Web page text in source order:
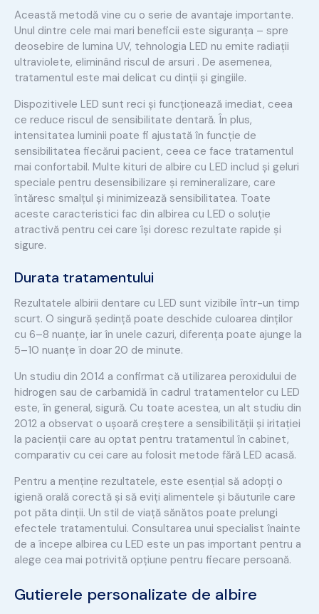
Această metodă vine cu o serie de avantaje importante.
Unul dintre cele mai mari beneficii este siguranța – spre
deosebire de lumina UV, tehnologia LED nu emite radiații
ultraviolete, eliminând riscul de arsuri . De asemenea,
tratamentul este mai delicat cu dinții și gingiile.
Dispozitivele LED sunt reci și funcționează imediat, ceea
ce reduce riscul de sensibilitate dentară. În plus,
intensitatea luminii poate fi ajustată în funcție de
sensibilitatea fiecărui pacient, ceea ce face tratamentul
mai confortabil. Multe kituri de albire cu LED includ și geluri
speciale pentru desensibilizare și remineralizare, care
întăresc smalțul și minimizează sensibilitatea. Toate
aceste caracteristici fac din albirea cu LED o soluție
atractivă pentru cei care își doresc rezultate rapide și
sigure.
Durata tratamentului
Rezultatele albirii dentare cu LED sunt vizibile într-un timp
scurt. O singură ședință poate deschide culoarea dinților
cu 6–8 nuanțe, iar în unele cazuri, diferența poate ajunge la
5–10 nuanțe în doar 20 de minute.
Un studiu din 2014 a confirmat că utilizarea peroxidului de
hidrogen sau de carbamidă în cadrul tratamentelor cu LED
este, în general, sigură. Cu toate acestea, un alt studiu din
2012 a observat o ușoară creștere a sensibilității și iritației
la pacienții care au optat pentru tratamentul în cabinet,
comparativ cu cei care au folosit metode fără LED acasă.
Pentru a menține rezultatele, este esențial să adopți o
igienă orală corectă și să eviți alimentele și băuturile care
pot păta dinții. Un stil de viață sănătos poate prelungi
efectele tratamentului. Consultarea unui specialist înainte
de a începe albirea cu LED este un pas important pentru a
alege cea mai potrivită opțiune pentru fiecare persoană.
Gutierele personalizate de albire